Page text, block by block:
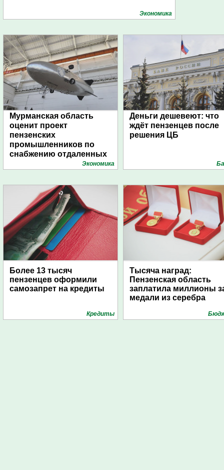
Экономика
Мурманская область
оценит проект
пензенских
промышленников по
снабжению отдаленных
поселений с помощью
Экономика
Деньги дешевеют: что
ждёт пензенцев после
решения ЦБ
Более 13 тысяч
пензенцев оформили
самозапрет на кредиты
Кредиты
Тысяча наград:
Пензенская область
заплатила миллионы
медали из серебра